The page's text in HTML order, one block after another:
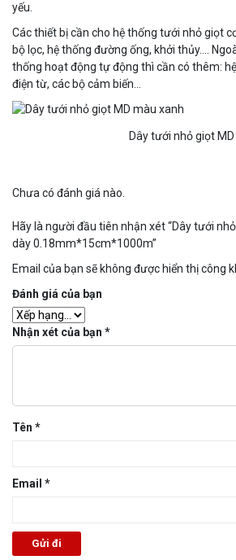
yếu.
Các thiết bị cần cho hệ thống tưới nhỏ giọt
bộ lọc, hệ thống đường ống, khởi thủy….
thống hoạt động tự động thì cần có thêm:
điện từ, các bộ cảm biến…
Dây tưới nhỏ giọt MD
Chưa có đánh giá nào.
Hãy là người đầu tiên nhận xét “Dây tưới
dày 0.18mm*15cm*1000m”
Email của bạn sẽ không được hiển thị công
Đánh giá của bạn
Nhận xét của bạn *
Tên *
Email *